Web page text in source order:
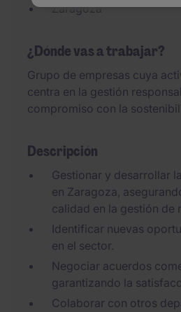
Zaragoza
¿Dónde vas a trabajar?
Grupo de empresas cuya
centra en la gestión
compromiso con la
Descripción
Gestionar y desarrollar
en Zaragoza,
calidad en la gestión de
Identificar nuevas
en el sector.
Negociar acuerdos
garantizando la
Colaborar con otros